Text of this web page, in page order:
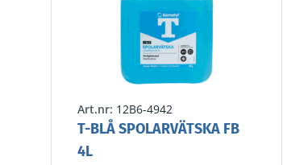
Art.nr: 12B6-4942
T-BLÅ SPOLARVÄTSKA FB
4L